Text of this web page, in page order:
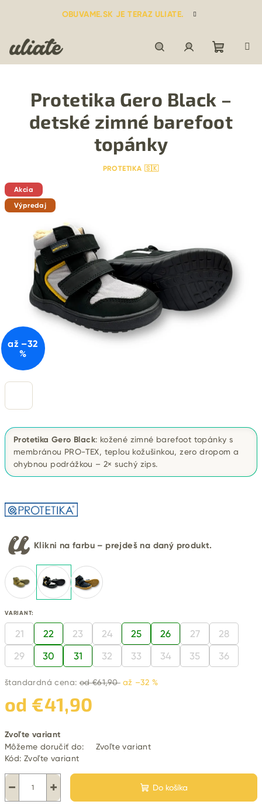
OBUVAME.SK JE TERAZ ULIATE.
HľadaťPrihlásenie
košík
Protetika Gero Black: kožené zimné barefoot topánky s
membránou PRO-TEX, teplou kožušinkou, zero dropom a
ohybnou podrážkou – 2× suchý zips.
Klikni na farbu – prejdeš na daný produkt.
VARIANT:
21 22 23 24 25 26 27
28
29
30 31 32 33 34 35 36
štandardná cena: od €61,90 až –32 %
od €41,90
cena:
Zvoľte variant
Môžeme doručiť do:
Zvoľte variant
Kód: Zvoľte variant
+
− Do košíka
Protetika Gero Black –
detské zimné barefoot
topánky
PROTETIKA 🇸🇰
Akcia
Výpredaj
až –32
%